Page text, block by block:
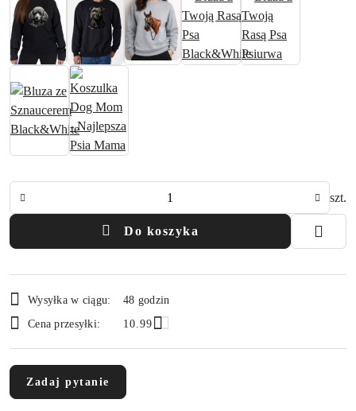
szt.
Do koszyka
i
dostawa
Wysyłka w ciągu:
48 godzin
Cena przesyłki:
10.99
Zadaj pytanie